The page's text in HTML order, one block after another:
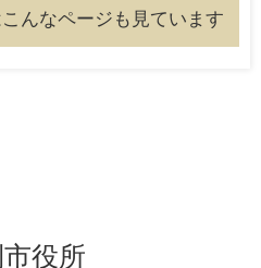
んなページも見ています
役所